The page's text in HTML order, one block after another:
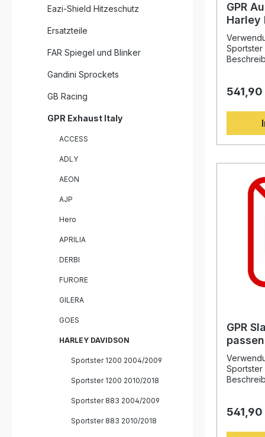
Eazi-Shield Hitzeschutz
Ersatzteile
FAR Spiegel und Blinker
Gandini Sprockets
GB Racing
GPR Exhaust Italy
ACCESS
ADLY
AEON
AJP
Hero
APRILIA
DERBI
FURORE
GILERA
GOES
HARLEY DAVIDSON
Sportster 1200 2004/2009
Sportster 1200 2010/2018
Sportster 883 2004/2009
Sportster 883 2010/2018
GPR
Harley
1200
Dual
Sportster
durch
Basis
GPR in
eine
einer
Das
den
durch
werden
steht
Qualität
Haltbarkeit Removable db-
Deutlich
Lieferumfang: GPR
GPR
2004-